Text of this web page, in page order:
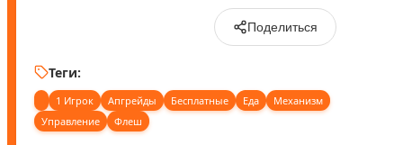
Поделиться
Теги:
1 Игрок Апгрейды Бесплатные Еда
Механизм
Управление
Флеш